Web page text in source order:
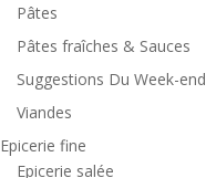
Pâtes
Pâtes fraîches & Sauces
Suggestions Du Week-end
Viandes
Epicerie fine
Epicerie salée